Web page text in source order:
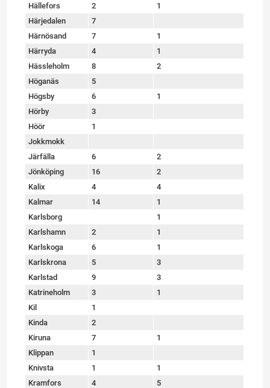
Hällefors 2
1
Härjedalen
7
Härnösand
7
1
Härryda
4
1
Hässleholm
8
2
Höganäs
5
Högsby
6
1
Hörby
3
Höör
1
Jokkmokk
Järfälla
6
2
Jönköping
16
2
Kalix
4
4
Kalmar
14
1
Karlsborg
1
Karlshamn
2
1
Karlskoga
6
1
Karlskrona
5
3
Karlstad
9
3
Katrineholm
3
1
Kil
1
Kinda
2
Kiruna
7
1
Klippan
1
Knivsta
1
1
Kramfors
4
5